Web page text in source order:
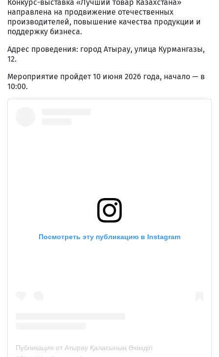
Конкурс-выставка «Лучший товар Казахстана»
направлена на продвижение отечественных
производителей, повышение качества продукции и
поддержку бизнеса.
Адрес проведения: город Атырау, улица Курмангазы,
12.
Мероприятие пройдет 10 июня 2026 года, начало — в
10:00.
Посмотреть эту публикацию в Instagram
Публикация от Атырау Қаласының Әкімдігі